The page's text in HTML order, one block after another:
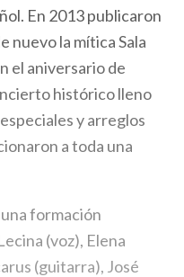
En 2013 publicaron
nuevo la mítica Sala
el aniversario de
histórico lleno
y arreglos
a toda una
formación
(voz), Elena
(guitarra), José